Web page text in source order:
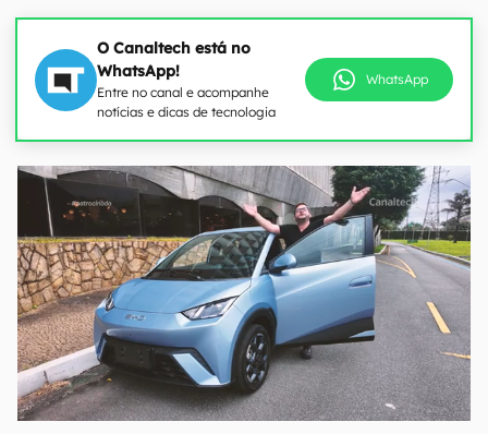
O Canaltech está no
WhatsApp!
Entre no canal e acompanhe
notícias e dicas de tecnologia
WhatsApp